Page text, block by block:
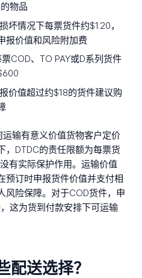
物品
坏情况下每票货件约$1.20，
报价值和风险附加费
COD、TO PAY或D系列货件
价值超过约$18的货件建议购
输有意义价值货物客户定价
，DTDC的责任限额为每票货
有实际保护作用。运输价值
预订时申报货件价值并支付相
风险保障。对于COD货件，申
这为货到付款安排下可运输
配送选择？